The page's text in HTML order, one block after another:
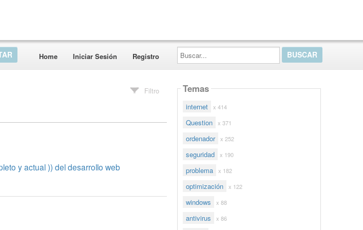
Home Iniciar Sesión Registro
Buscar...
Filtro
y actual )) del desarrollo web
Temas
internet x 414
Question x 371
ordenador x 252
seguridad x 190
problema x 182
optimización x 122
windows x 88
antivirus x 86